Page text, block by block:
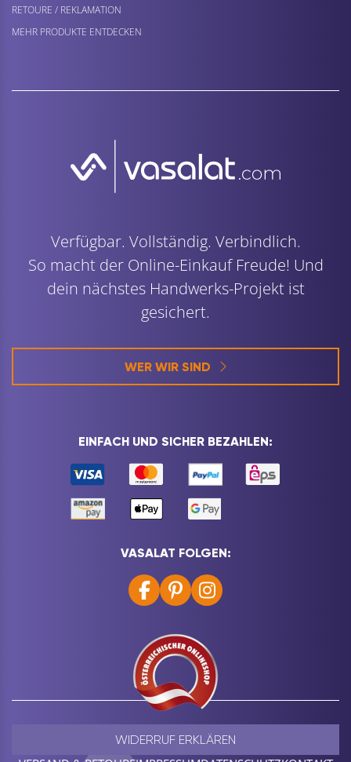
RETOURE / REKLAMATION
MEHR PRODUKTE ENTDECKEN
Verfügbar. Vollständig. Verbindlich.
So macht der Online-Einkauf Freude! Und
dein nächstes Handwerks-Projekt ist
gesichert.
WER WIR SIND
EINFACH UND SICHER BEZAHLEN:
VASALAT FOLGEN:
WIDERRUF ERKLÄREN